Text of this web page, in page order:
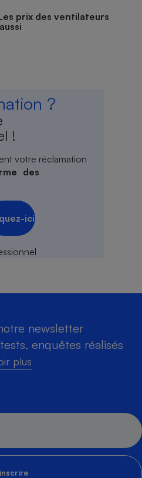
prix des ventilateurs
?
!
votre réclamation
des
ici
newsletter
enquêtes réalisés
plus